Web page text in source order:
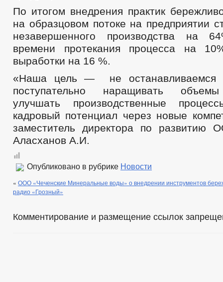
По итогом внедрения практик
на образцовом потоке на предприятии
незавершенного производства на
времени протекания процесса на
выработки на 16 %.
«Наша цель — не останавливаемся
поступательно наращивать объемы
улучшать производственные
кадровый потенциал через новые
заместитель директора по развитию
Аласханов А.И.
Опубликовано в рубрике Новости
« ООО «Чеченские Минеральные воды» о внедрении инструментов
радио «Грозный»
Комментирование и размещение ссылок